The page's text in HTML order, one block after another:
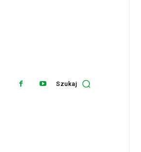
Szukaj